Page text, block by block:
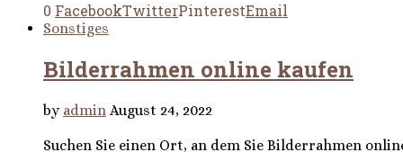
0 FacebookTwitterPinterestEmail
Sonstiges
Bilderrahmen online kaufen
by admin August 24, 2022
Suchen Sie einen Ort, an dem Sie Bilderrahmen